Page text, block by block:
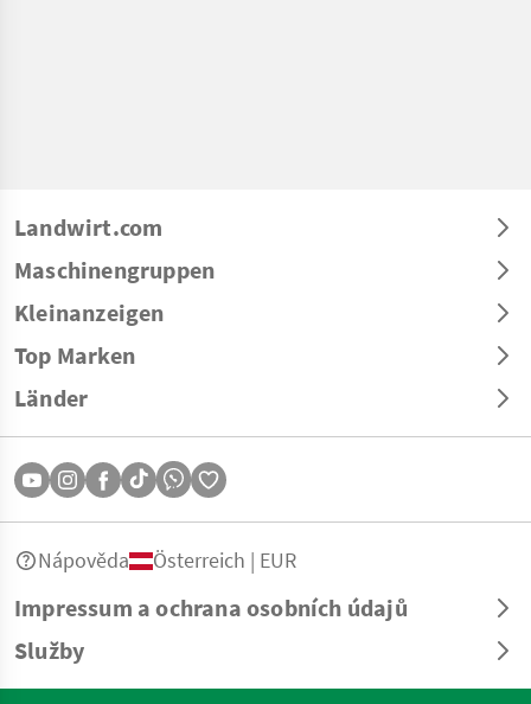
Landwirt.com
Maschinengruppen
Kleinanzeigen
Top Marken
Länder
Impressum a ochrana osobních údajů
Služby
Nápověda Österreich | EUR